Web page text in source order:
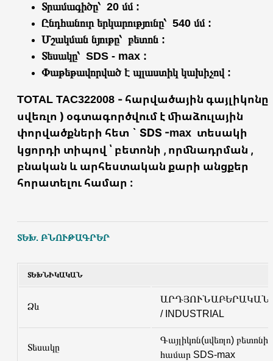
Տրամագիծը՝ 20 մմ :
Ընդհանուր երկարությունը՝ 540 մմ :
Մշակման նյութը՝ բետոն :
Տեսակը՝ SDS - max :
Փաթեթավորված է պլաստիկ կախիչով :
TOTAL TAC322008 - հարվածային գայլիկոնը
սվեռլո ) օգտագործվում է միաձուլային
փորվածքների հետ ` SDS -max տեսակի
կցորդի տիպով ՝ բետոնի , որմնադրման ,
բնական և արհեստական քարի անցքեր
հորատելու համար :
ՏԵԽ. ԲՆՈՒԹԱԳՐԵՐ
ՏԵԽՆԻԿԱԿԱՆ
Ձև
ԱՐԴՅՈՒՆԱԲԵՐԱԿԱՆ
/ INDUSTRIAL
Տեսակը
Գայլիկոն(սվեռլո) բետոնի
համար SDS-max